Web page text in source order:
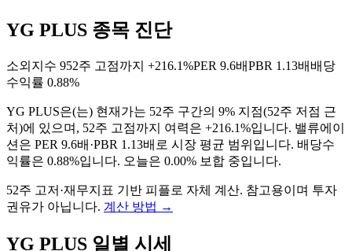
YG PLUS 종목 진단
소외지수 952주 고점까지 +216.1%PER 9.6배PBR 1.13배 배당
수익률 0.88%
YG PLUS은(는) 현재가는 52주 구간의 9% 지점(52주 저점 근
처)에 있으며, 52주 고점까지 여력은 +216.1%입니다. 밸류에이
션은 PER 9.6배·PBR 1.13배로 시장 평균 범위입니다. 배당수
익률은 0.88%입니다. 오늘은 0.00% 보합 중입니다.
52주 고저·재무지표 기반 피플로 자체 계산. 참고용이며 투자
권유가 아닙니다. 계산 방법 →
YG PLUS 일별 시세